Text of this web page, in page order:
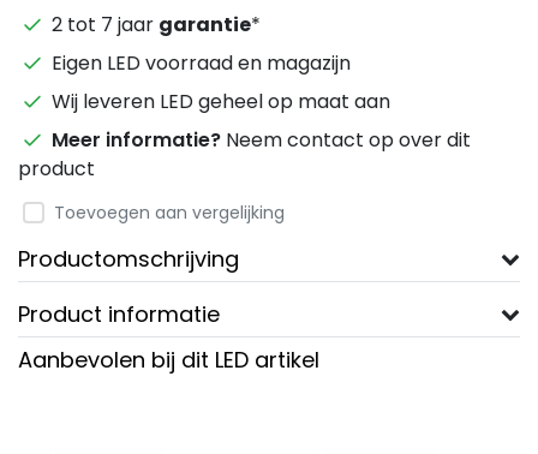
2 tot 7 jaar garantie*
Eigen LED voorraad en magazijn
Wij leveren LED geheel op maat aan
Meer informatie? Neem contact op over dit
product
Toevoegen aan vergelijking
Productomschrijving
Product informatie
Aanbevolen bij dit LED artikel